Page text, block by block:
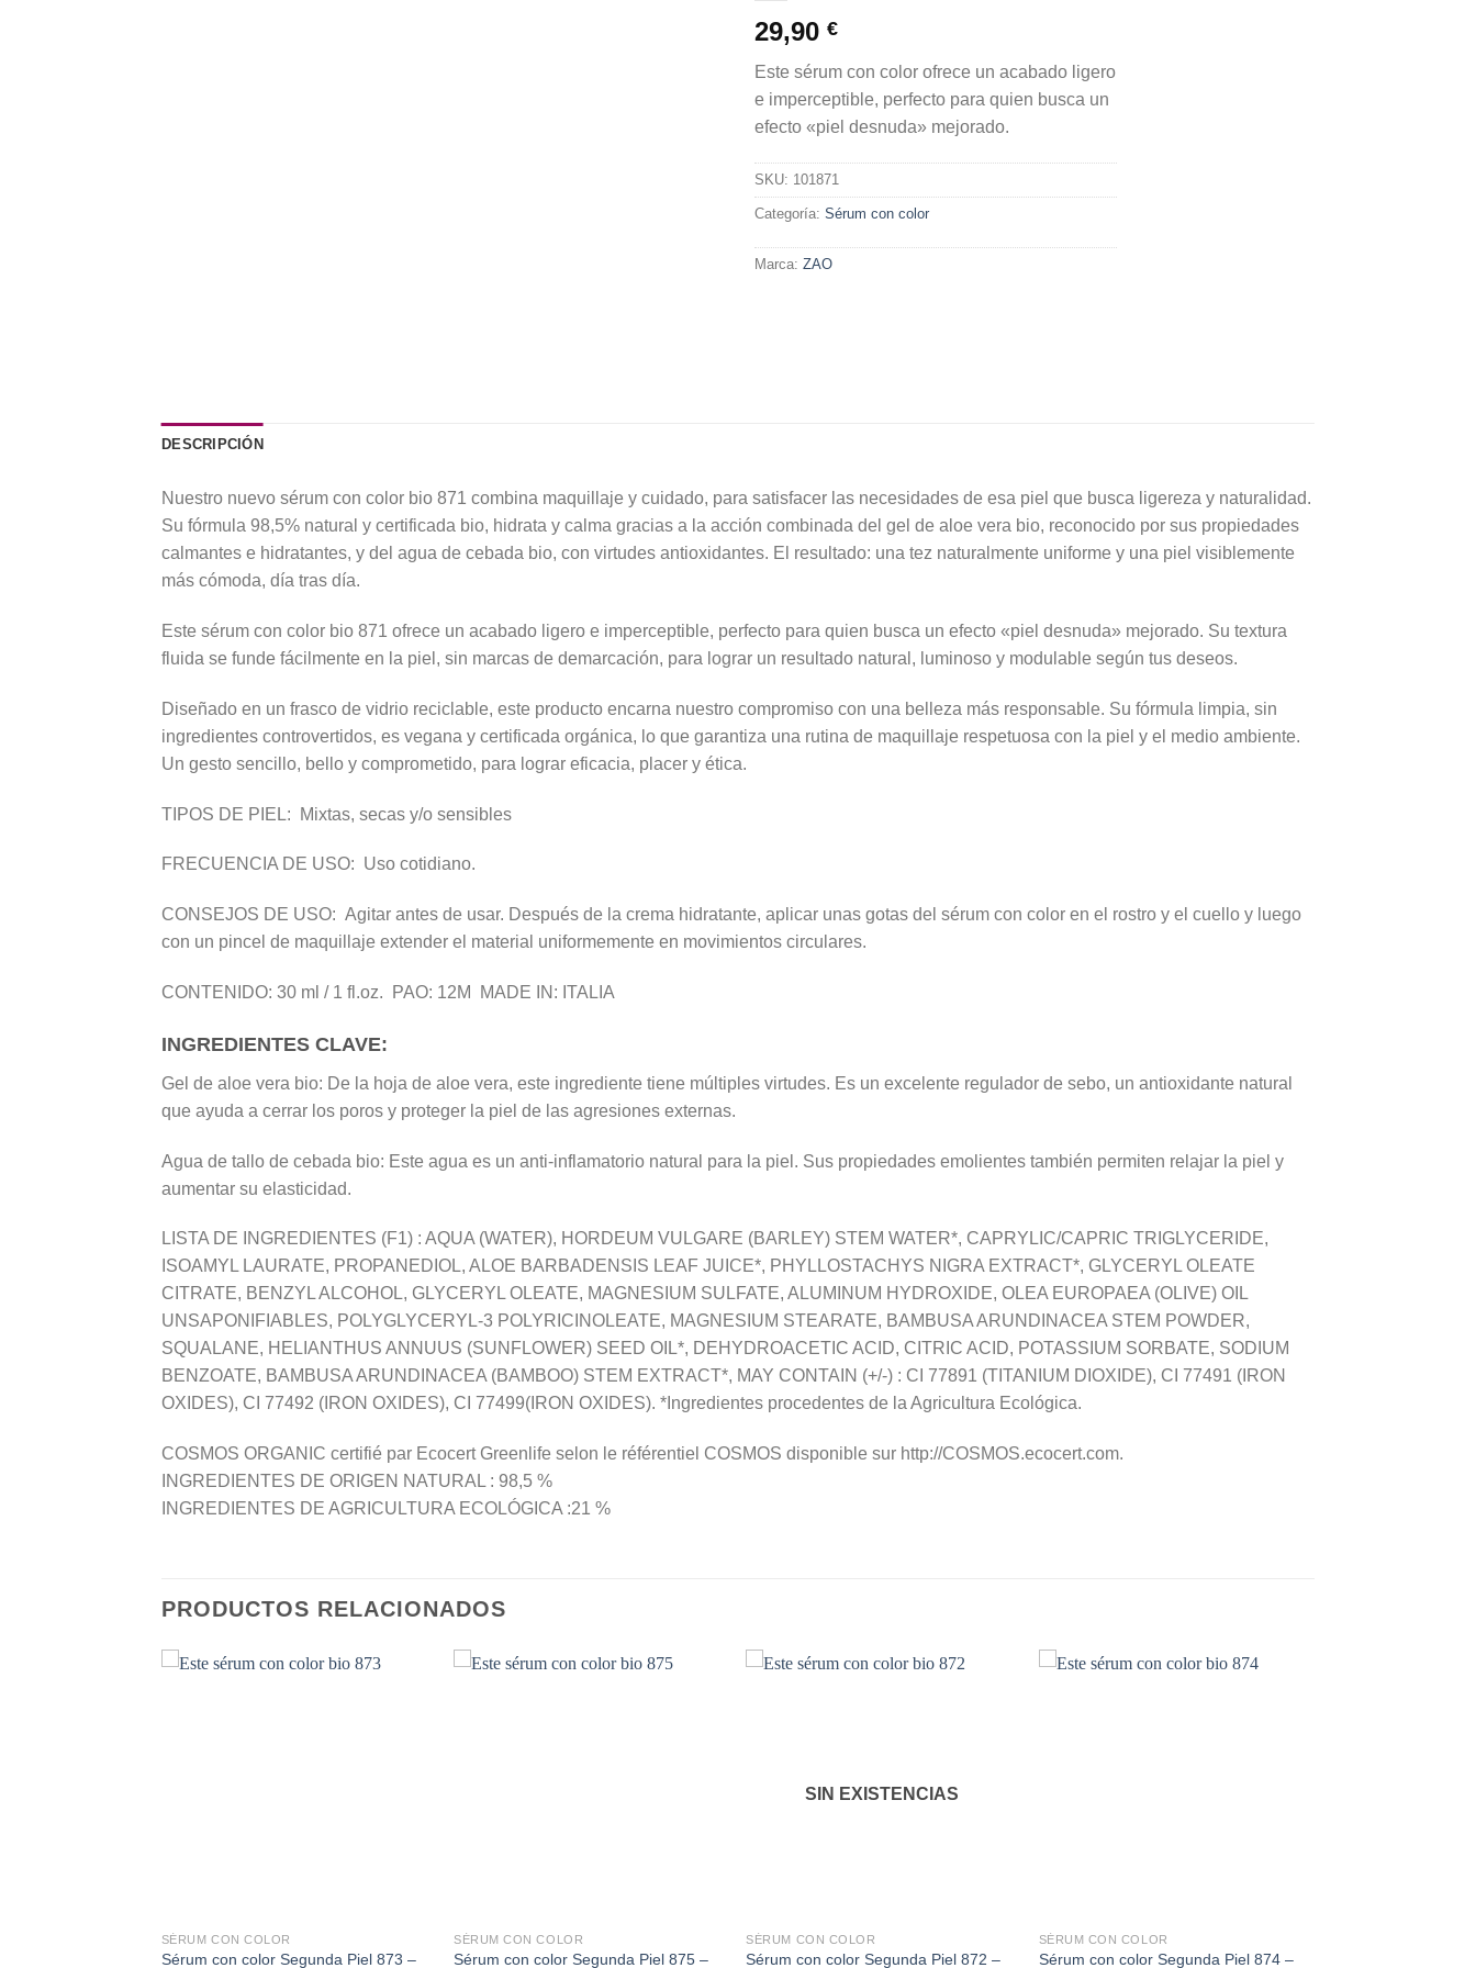
29,90 €
Este sérum con color ofrece un acabado ligero
e imperceptible, perfecto para quien busca un
efecto «piel desnuda» mejorado.
SKU: 101871
Categoría: Sérum con color
Marca: ZAO
DESCRIPCIÓN
Nuestro nuevo sérum con color bio 871 combina maquillaje y cuidado, para satisfacer las necesidades de esa piel que busca ligereza y naturalidad.
Su fórmula 98,5% natural y certificada bio, hidrata y calma gracias a la acción combinada del gel de aloe vera bio, reconocido por sus propiedades
calmantes e hidratantes, y del agua de cebada bio, con virtudes antioxidantes. El resultado: una tez naturalmente uniforme y una piel visiblemente
más cómoda, día tras día.
Este sérum con color bio 871 ofrece un acabado ligero e imperceptible, perfecto para quien busca un efecto «piel desnuda» mejorado. Su textura
fluida se funde fácilmente en la piel, sin marcas de demarcación, para lograr un resultado natural, luminoso y modulable según tus deseos.
Diseñado en un frasco de vidrio reciclable, este producto encarna nuestro compromiso con una belleza más responsable. Su fórmula limpia, sin
ingredientes controvertidos, es vegana y certificada orgánica, lo que garantiza una rutina de maquillaje respetuosa con la piel y el medio ambiente.
Un gesto sencillo, bello y comprometido, para lograr eficacia, placer y ética.
TIPOS DE PIEL: Mixtas, secas y/o sensibles
FRECUENCIA DE USO: Uso cotidiano.
CONSEJOS DE USO: Agitar antes de usar. Después de la crema hidratante, aplicar unas gotas del sérum con color en el rostro y el cuello y luego
con un pincel de maquillaje extender el material uniformemente en movimientos circulares.
CONTENIDO: 30 ml / 1 fl.oz. PAO: 12M MADE IN: ITALIA
INGREDIENTES CLAVE:
Gel de aloe vera bio: De la hoja de aloe vera, este ingrediente tiene múltiples virtudes. Es un excelente regulador de sebo, un antioxidante natural
que ayuda a cerrar los poros y proteger la piel de las agresiones externas.
Agua de tallo de cebada bio: Este agua es un anti-inflamatorio natural para la piel. Sus propiedades emolientes también permiten relajar la piel y
aumentar su elasticidad.
LISTA DE INGREDIENTES (F1) : AQUA (WATER), HORDEUM VULGARE (BARLEY) STEM WATER*, CAPRYLIC/CAPRIC TRIGLYCERIDE,
ISOAMYL LAURATE, PROPANEDIOL, ALOE BARBADENSIS LEAF JUICE*, PHYLLOSTACHYS NIGRA EXTRACT*, GLYCERYL OLEATE
CITRATE, BENZYL ALCOHOL, GLYCERYL OLEATE, MAGNESIUM SULFATE, ALUMINUM HYDROXIDE, OLEA EUROPAEA (OLIVE) OIL
UNSAPONIFIABLES, POLYGLYCERYL-3 POLYRICINOLEATE, MAGNESIUM STEARATE, BAMBUSA ARUNDINACEA STEM POWDER,
SQUALANE, HELIANTHUS ANNUUS (SUNFLOWER) SEED OIL*, DEHYDROACETIC ACID, CITRIC ACID, POTASSIUM SORBATE, SODIUM
BENZOATE, BAMBUSA ARUNDINACEA (BAMBOO) STEM EXTRACT*, MAY CONTAIN (+/-) : CI 77891 (TITANIUM DIOXIDE), CI 77491 (IRON
OXIDES), CI 77492 (IRON OXIDES), CI 77499(IRON OXIDES). *Ingredientes procedentes de la Agricultura Ecológica.
COSMOS ORGANIC certifié par Ecocert Greenlife selon le référentiel COSMOS disponible sur http://COSMOS.ecocert.com.
INGREDIENTES DE ORIGEN NATURAL : 98,5 %
INGREDIENTES DE AGRICULTURA ECOLÓGICA :21 %
PRODUCTOS RELACIONADOS
SÉRUM CON COLOR
Sérum con color Segunda Piel 873 –
SÉRUM CON COLOR
Sérum con color Segunda Piel 875 –
deseos
SIN EXISTENCIAS
SÉRUM CON COLOR
Sérum con color Segunda Piel 872 –
SÉRUM CON COLOR
Sérum con color Segunda Piel 874 –